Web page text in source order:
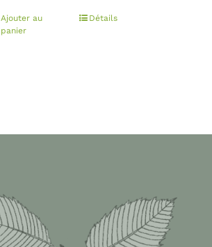
Ajouter au
panier
Détails